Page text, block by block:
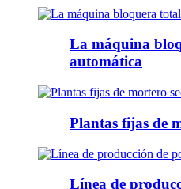
La máquina
automática
Plantas fijas de
Línea de